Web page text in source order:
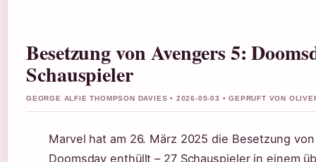
Besetzung von Avengers 5:
Schauspieler
GEORGE ALFIE THOMPSON DAVIES • 2026-05-03 • GEPRUFT VON
Marvel hat am 26. März 2025 die Besetzung
Doomsday enthüllt – 27 Schauspieler in einem